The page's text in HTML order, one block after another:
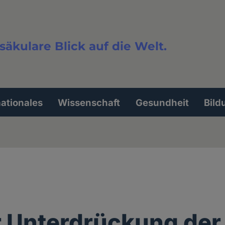
Blick auf die Welt.
Wissenschaft Gesundheit